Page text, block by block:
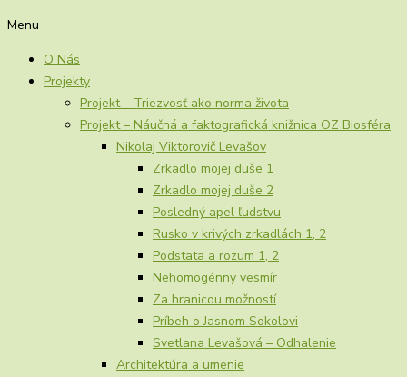
Menu
O Nás
Projekty
Projekt – Triezvosť ako norma života
Projekt – Náučná a faktografická knižnica OZ Biosféra
Nikolaj Viktorovič Levašov
Zrkadlo mojej duše 1
Zrkadlo mojej duše 2
Posledný apel ľudstvu
Rusko v krivých zrkadlách 1, 2
Podstata a rozum 1, 2
Nehomogénny vesmír
Za hranicou možností
Príbeh o Jasnom Sokolovi
Svetlana Levašová – Odhalenie
Architektúra a umenie